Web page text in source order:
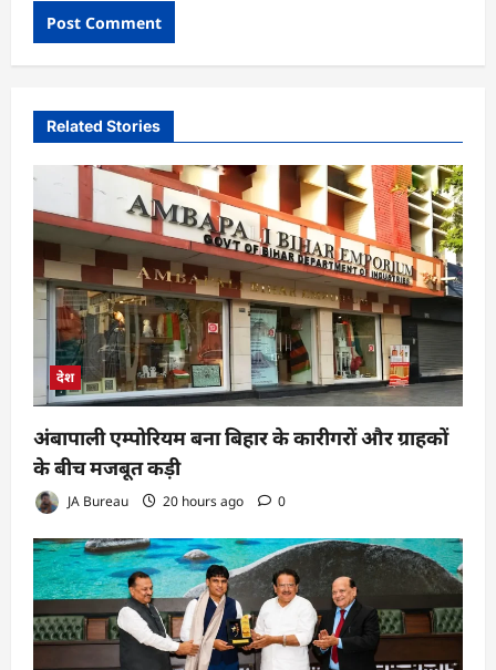
Related Stories
देश
अंबापाली एम्पोरियम बना बिहार के कारीगरों और ग्राहकों
के बीच मजबूत कड़ी
JA Bureau 20 hours ago 0